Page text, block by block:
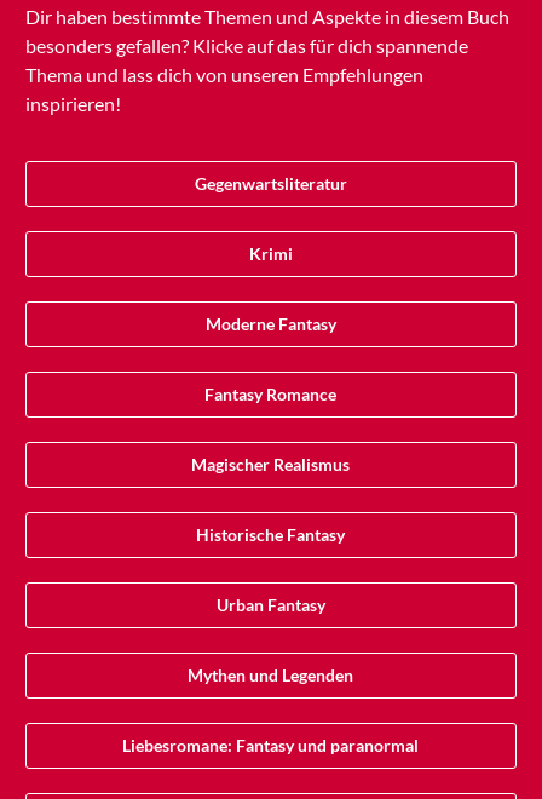
Dir haben bestimmte Themen und Aspekte in diesem Buch
besonders gefallen? Klicke auf das für dich spannende
Thema und lass dich von unseren Empfehlungen
inspirieren!
Gegenwartsliteratur
Krimi
Moderne Fantasy
Fantasy Romance
Magischer Realismus
Historische Fantasy
Urban Fantasy
Mythen und Legenden
Liebesromane: Fantasy und paranormal